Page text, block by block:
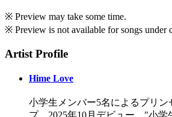
※ Preview may take some time.
※ Preview is not available for songs under
Artist Profile
Hime Love
小学生メンバー5名によるプリン
プ。2025年10月デビュー。"小